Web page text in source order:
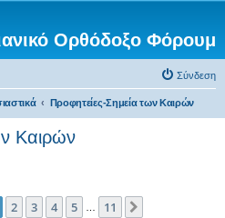
Ορθόδοξο Φόρουμ
Σύνδεση
Προφητείες-Σημεία των Καιρών
Καιρών
από11
2 3 4 5 11